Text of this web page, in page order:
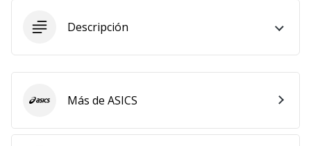
Descripción
ASICSMás de ASICS